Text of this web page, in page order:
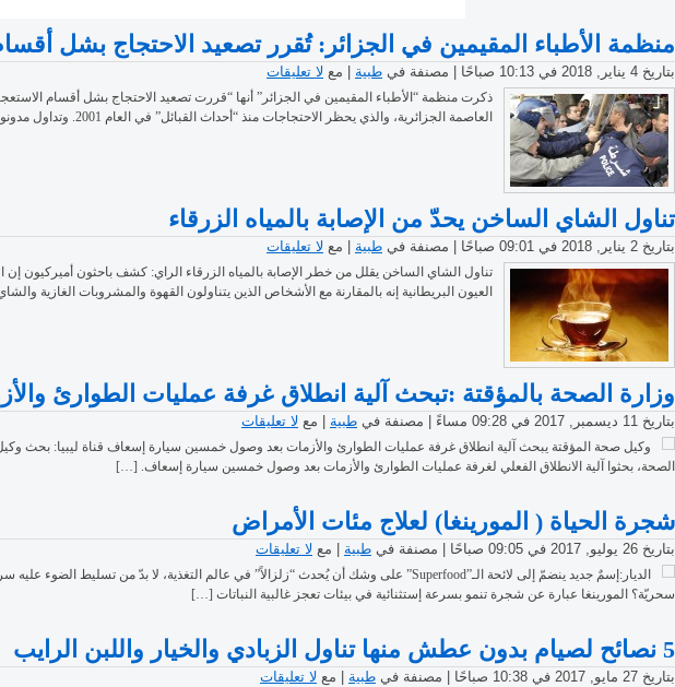
منظمة الأطباء المقيمين في الجزائر: تُقرر تصعيد الاحتجاج بشل
بتاريخ 4 يناير, 2018 في 10:13 صباحًا | مصنفة في طبية | مع لا تعليقات
ذكرت منظمة “الأطباء المقيمين في الجزائر” أنها “قررت تصعيد الاحتجاج بشل أقسام
العاصمة الجزائرية، والذي يحظر الاحتجاجات منذ “أحداث القبائل” في العام 2001. وتداول مدونون وسياسيون ،على نطاق واسع، مشاهد دامية لأطباء متظاهرين خلال […]
تناول الشاي الساخن يحدّ من الإصابة بالمياه الزرقاء
بتاريخ 2 يناير, 2018 في 09:01 صباحًا | مصنفة في طبية | مع لا تعليقات
تناول الشاي الساخن يقلل من خطر الإصابة بالمياه الزرقاء الراي: كشف باحثون أميركيون
العيون البريطانية إنه بالمقارنة مع الأشخاص الذين يتناولون القهوة والمشروبات الغازية والشاي
وزارة الصحة بالمؤقتة :تبحث آلية انطلاق غرفة عمليات الطوارئ
بتاريخ 11 ديسمبر, 2017 في 09:28 مساءً | مصنفة في طبية | مع لا تعليقات
وكيل صحة المؤقتة يبحث آلية انطلاق غرفة عمليات الطوارئ والأزمات بعد وصول خمسين سيارة إسعاف قناة ليبيا:
الصحة، بحثوا آلية الانطلاق الفعلي لغرفة عمليات الطوارئ والأزمات بعد وصول خمسين سيارة إسعاف. […]
شجرة الحياة ( المورينغا) لعلاج مئات الأمراض
بتاريخ 26 يوليو, 2017 في 09:05 صباحًا | مصنفة في طبية | مع لا تعليقات
سحريّة؟ المورينغا عبارة عن شجرة تنمو بسرعة إستثنائية في بيئات تعجز غالبية النباتات […]
5 نصائح لصيام بدون عطش منها تناول الزبادي والخيار واللبن الرايب
بتاريخ 27 مايو, 2017 في 10:38 صباحًا | مصنفة في طبية | مع لا تعليقات